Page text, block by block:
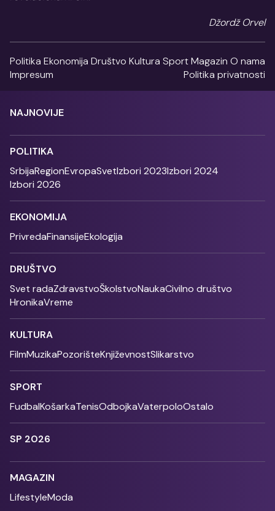
Džordž Orvel
Politika Ekonomija Društvo Kultura SportMagazin O nama
Impresum
Politika privatnosti
NAJNOVIJE
POLITIKA
SrbijaRegionEvropaSvetIzbori 2023Izbori 2024
Izbori 2026
EKONOMIJA
PrivredaFinansijeEkologija
DRUŠTVO
Svet radaZdravstvoŠkolstvoNaukaCivilno društvo
HronikaVreme
KULTURA
FilmMuzikaPozorišteKnjiževnostSlikarstvo
SPORT
FudbalKošarkaTenisOdbojkaVaterpoloOstalo
SP 2026
MAGAZIN
LifestyleModa